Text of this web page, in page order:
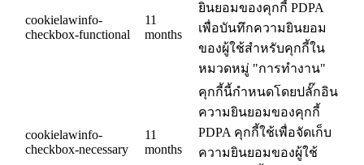
cookielawinfo-
checkbox-functional
11
months
ยินยอมของคุกกี้ PDPA
เพื่อบันทึกความยินยอม
ของผู้ใช้สำหรับคุกกี้ใน
หมวดหมู่ "การทำงาน"
cookielawinfo-
checkbox-necessary
11
months
คุกกี้นี้กำหนดโดยปลั๊กอิน
ความยินยอมของคุกกี้
PDPA คุกกี้ใช้เพื่อจัดเก็บ
ความยินยอมของผู้ใช้